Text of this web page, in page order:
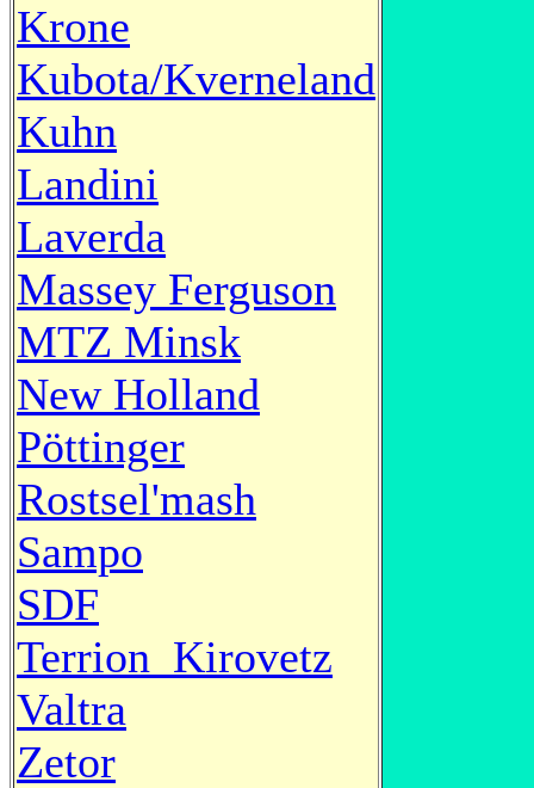
Krone
Kubota/Kverneland
Kuhn
Landini
Laverda
Massey Ferguson
MTZ Minsk
New Holland
Pöttinger
Rostsel'mash
Sampo
SDF
Terrion_Kirovetz
Valtra
Zetor